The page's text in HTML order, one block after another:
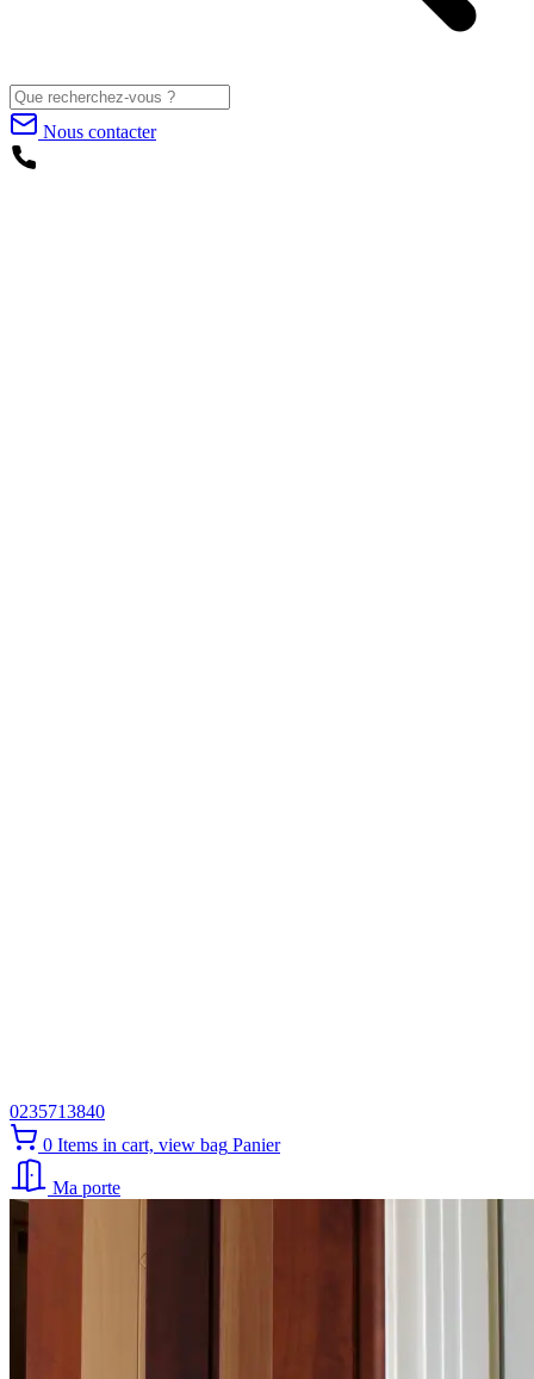
Nous contacter
0235713840
0 Items in cart, view bag Panier
Ma porte